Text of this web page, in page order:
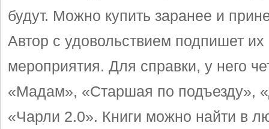
будут. Можно купить заранее и
Автор с удовольствием подпишет их
мероприятия. Для справки, у него
«Мадам», «Старшая по подъезду»,
«Чарли 2.0». Книги можно найти в